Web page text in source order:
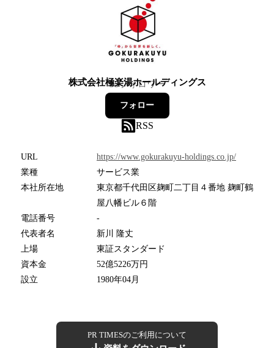
株式会社極楽湯ホールディングス
33フォロワー
フォロー
RSS
URL
https://www.gokurakuyu-holdings.co.jp/
業種
サービス業
本社所在地
東京都千代田区麹町二丁目４番地 麹町鶴
屋八幡ビル６階
電話番号
-
代表者名
新川 隆丈
上場
東証スタンダード
資本金
52億5226万円
設立
1980年04月
PR TIMESのご利用について